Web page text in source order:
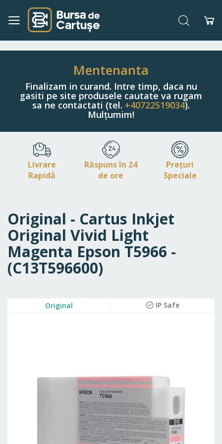
Navigați
Conținut
Căutare
Mentenanta
Finalizam in curand. Intre timp, daca nu
gasiti pe site produsele cautate va rugam
sa ne contactati (tel. +40722519034).
Mulțumim!
Livrare
Rapidă
Răspuns în 24
de ore
Prețuri
Speciale
Original - Cartus Inkjet
Original Vivid Light
Magenta Epson T5966 -
(C13T596600)
Original IP Safe